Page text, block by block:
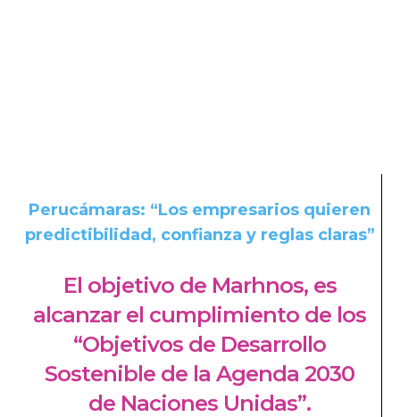
Perucámaras: “Los empresarios quieren
predictibilidad, confianza y reglas claras”
El objetivo de Marhnos, es
alcanzar el cumplimiento de los
“Objetivos de Desarrollo
Sostenible de la Agenda 2030
de Naciones Unidas”.